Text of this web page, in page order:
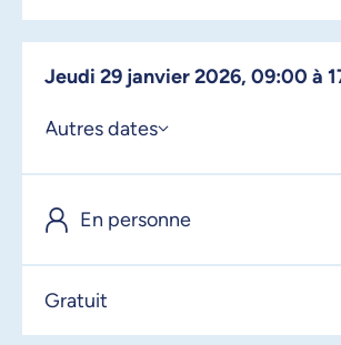
jeudi 29 janvier 2026, 09:00 à
Autres dates
14 janvier 2026, 09:00
En personne
Gratuit